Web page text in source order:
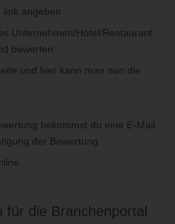
link angeben
Unternehmen/Hotel/Restaurant:
und hier kann man nun die
bekommst du eine E-Mail
der Bewertung.
die Branchenportal